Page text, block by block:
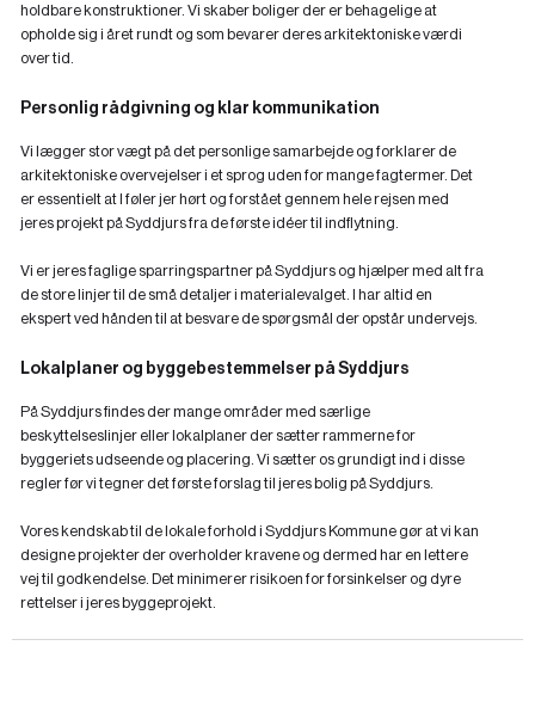
holdbare konstruktioner. Vi skaber boliger der er behagelige at
opholde sig i året rundt og som bevarer deres arkitektoniske værdi
over tid.
Personlig rådgivning og klar kommunikation
Vi lægger stor vægt på det personlige samarbejde og forklarer de
arkitektoniske overvejelser i et sprog uden for mange fagtermer. Det
er essentielt at I føler jer hørt og forstået gennem hele rejsen med
jeres projekt på Syddjurs fra de første idéer til indflytning.
Vi er jeres faglige sparringspartner på Syddjurs og hjælper med alt fra
de store linjer til de små detaljer i materialevalget. I har altid en
ekspert ved hånden til at besvare de spørgsmål der opstår undervejs.
Lokalplaner og byggebestemmelser på Syddjurs
På Syddjurs findes der mange områder med særlige
beskyttelseslinjer eller lokalplaner der sætter rammerne for
byggeriets udseende og placering. Vi sætter os grundigt ind i disse
regler før vi tegner det første forslag til jeres bolig på Syddjurs.
Vores kendskab til de lokale forhold i Syddjurs Kommune gør at vi kan
designe projekter der overholder kravene og dermed har en lettere
vej til godkendelse. Det minimerer risikoen for forsinkelser og dyre
rettelser i jeres byggeprojekt.